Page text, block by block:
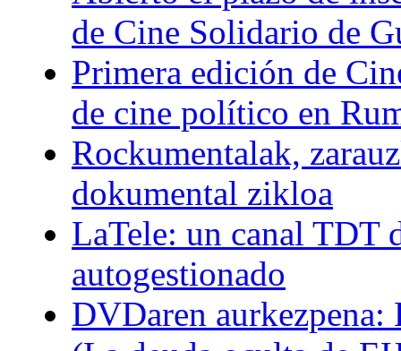
de Cine Solidario de
Primera edición de
de cine político en
Rockumentalak,
dokumental zikloa
LaTele: un canal TDT
autogestionado
DVDaren